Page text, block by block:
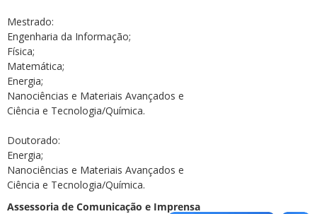
Mestrado:
Engenharia da Informação;
Física;
Matemática;
Energia;
Nanociências e Materiais Avançados e
Ciência e Tecnologia/Química.
Doutorado:
Energia;
Nanociências e Materiais Avançados e
Ciência e Tecnologia/Química.
Assessoria de Comunicação e Imprensa